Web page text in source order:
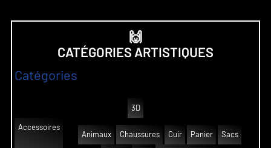
🙌
CATÉGORIES ARTISTIQUES
Catégories
3D
Accessoires
Animaux
Chaussures Cuir Panier Sacs